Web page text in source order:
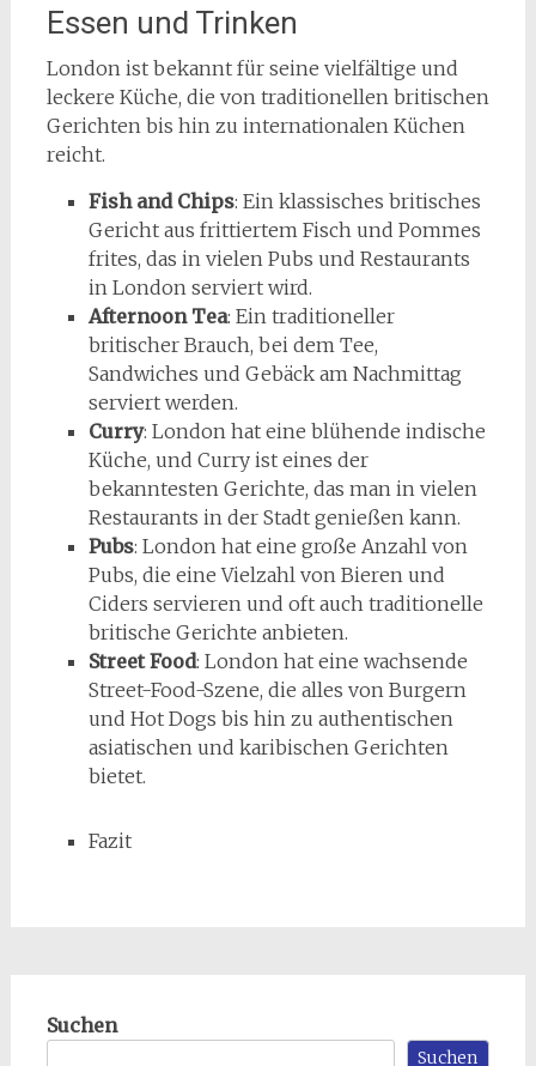
Essen und Trinken
London ist bekannt für seine vielfältige und
leckere Küche, die von traditionellen britischen
Gerichten bis hin zu internationalen Küchen
reicht.
Fish and Chips: Ein klassisches britisches
Gericht aus frittiertem Fisch und Pommes
frites, das in vielen Pubs und Restaurants
in London serviert wird.
Afternoon Tea: Ein traditioneller
britischer Brauch, bei dem Tee,
Sandwiches und Gebäck am Nachmittag
serviert werden.
Curry: London hat eine blühende indische
Küche, und Curry ist eines der
bekanntesten Gerichte, das man in vielen
Restaurants in der Stadt genießen kann.
Pubs: London hat eine große Anzahl von
Pubs, die eine Vielzahl von Bieren und
Ciders servieren und oft auch traditionelle
britische Gerichte anbieten.
Street Food: London hat eine wachsende
Street-Food-Szene, die alles von Burgern
und Hot Dogs bis hin zu authentischen
asiatischen und karibischen Gerichten
bietet.
Fazit
Suchen
Suchen